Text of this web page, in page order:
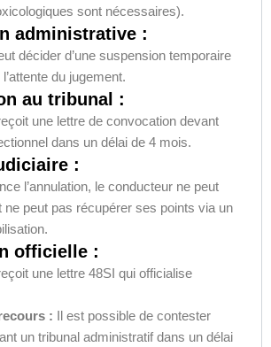
sont nécessaires).
administrative :
décider d’une suspension temporaire
du jugement.
au tribunal :
une lettre de convocation devant
dans un délai de 4 mois.
:
l’annulation, le conducteur ne peut
ne peut pas récupérer ses points via un
officielle :
une lettre 48SI qui officialise
: Il est possible de contester
un tribunal administratifdans un délai